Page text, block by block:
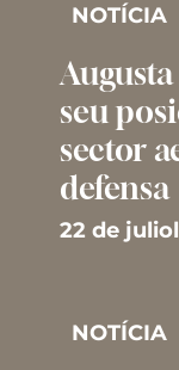
NOTÍCIA
seu
sector
defensa
22 de
NOTÍCIA